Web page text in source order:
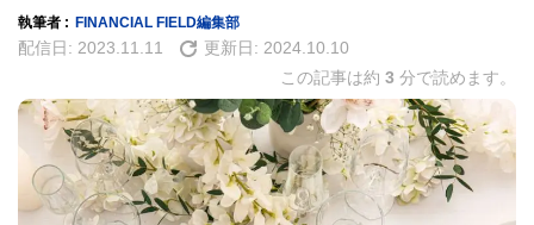
執筆者 : FINANCIAL FIELD編集部
配信日: 2023.11.11 更新日: 2024.10.10
この記事は約 3 分で読めます。